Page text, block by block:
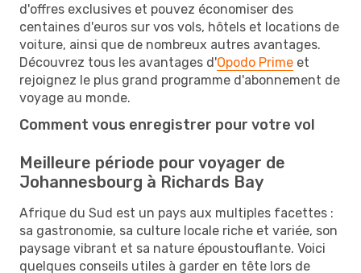
d'offres exclusives et pouvez économiser des
centaines d'euros sur vos vols, hôtels et locations de
voiture, ainsi que de nombreux autres avantages.
Découvrez tous les avantages d'Opodo Prime et
rejoignez le plus grand programme d'abonnement de
voyage au monde.
Comment vous enregistrer pour votre vol
Meilleure période pour voyager de
Johannesbourg à Richards Bay
Afrique du Sud est un pays aux multiples facettes :
sa gastronomie, sa culture locale riche et variée, son
paysage vibrant et sa nature époustouflante. Voici
quelques conseils utiles à garder en tête lors de